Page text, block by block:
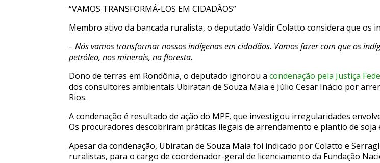
“VAMOS TRANSFORMÁ-LOS EM CIDADÃOS”
Membro ativo da bancada ruralista, o deputado Valdir Colatto considera que os
– Nós vamos transformar nossos indígenas em cidadãos. Vamos fazer com que os
petróleo, nos minerais, na floresta.
Dono de terras em Rondônia, o deputado ignorou a condenação pela Justiça
dos consultores ambientais Ubiratan de Souza Maia e Júlio Cesar Inácio por
Rios.
A condenação é resultado de ação do MPF, que investigou irregularidades
Os procuradores descobriram práticas ilegais de arrendamento e plantio de
Apesar da condenação, Ubiratan de Souza Maia foi indicado por Colatto e
ruralistas, para o cargo de coordenador-geral de licenciamento da Fundação